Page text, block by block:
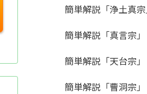
簡単解説「浄土真宗
簡単解説「真言宗」
簡単解説「天台宗」
簡単解説「曹洞宗」